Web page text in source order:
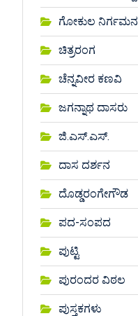
ಗೋಕುಲ ನಿರ್ಗಮನ
ಚಿತ್ರರಂಗ
ಚೆನ್ನವೀರ ಕಣವಿ
ಜಗನ್ನಾಥ ದಾಸರು
ಜಿ.ಎಸ್.ಎಸ್.
ದಾಸ ದರ್ಶನ
ದೊಡ್ಡರಂಗೇಗೌಡ
ಪದ-ಸಂಪದ
ಪುಟ್ಟಿ
ಪುರಂದರ ವಿಠಲ
ಪುಸ್ತಕಗಳು